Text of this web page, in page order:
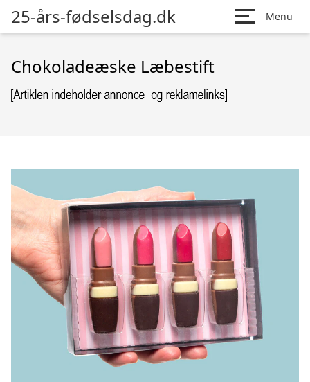
25-års-fødselsdag.dk Menu
Chokoladeæske Læbestift